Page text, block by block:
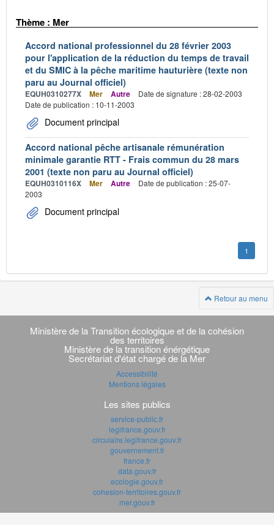
Thème : Mer
Accord national professionnel du 28 février 2003
pour l'application de la réduction du temps de travail
et du SMIC à la pêche maritime hauturière (texte non
paru au Journal officiel)
EQUH0310277X Mer Autre
Date de signature : 28-02-2003
Date de publication : 10-11-2003
Document principal
Accord national pêche artisanale rémunération
minimale garantie RTT - Frais commun du 28 mars
2001 (texte non paru au Journal officiel)
EQUH0310116X Mer Autre
Date de publication : 25-07-
2003
Document principal
1
Retour au menu
Navigation
transverse
Ministère de la Transition écologique et de la cohésion
des territoires
Ministère de la transition énérgétique
Secrétariat d'état chargé de la Mer
Accessibilité
Mentions légales
Les sites publics
service-public.fr
legifrance.gouv.fr
circulaire.legifrance.gouv.fr
gouvernement.fr
france.fr
data.gouv.fr
ecologie.gouv.fr
cohesion-territoires.gouv.fr
mer.gouv.fr